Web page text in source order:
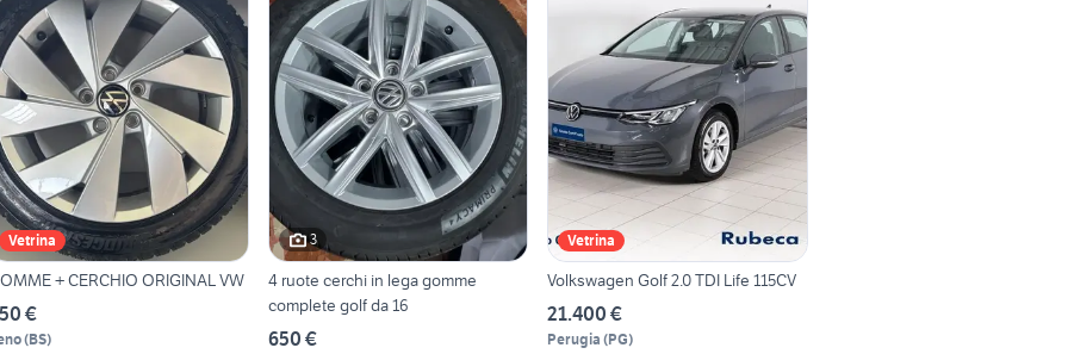
Vetrina
+ CERCHIO ORIGINAL VW
€
(BS)
3
4 ruote cerchi in lega gomme
complete golf da 16
650 €
Vetrina
Volkswagen Golf 2.0 TDI Life 115CV
21.400 €
Perugia (PG)